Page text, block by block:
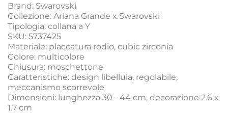
Brand: Swarovski
Collezione: Ariana Grande x Swarovski
Tipologia: collana a Y
SKU: 5737425
Materiale: placcatura rodio, cubic zirconia
Colore: multicolore
Chiusura: moschettone
Caratteristiche: design libellula, regolabile,
meccanismo scorrevole
Dimensioni: lunghezza 30 - 44 cm, decorazione 2.6 x
1.7 cm